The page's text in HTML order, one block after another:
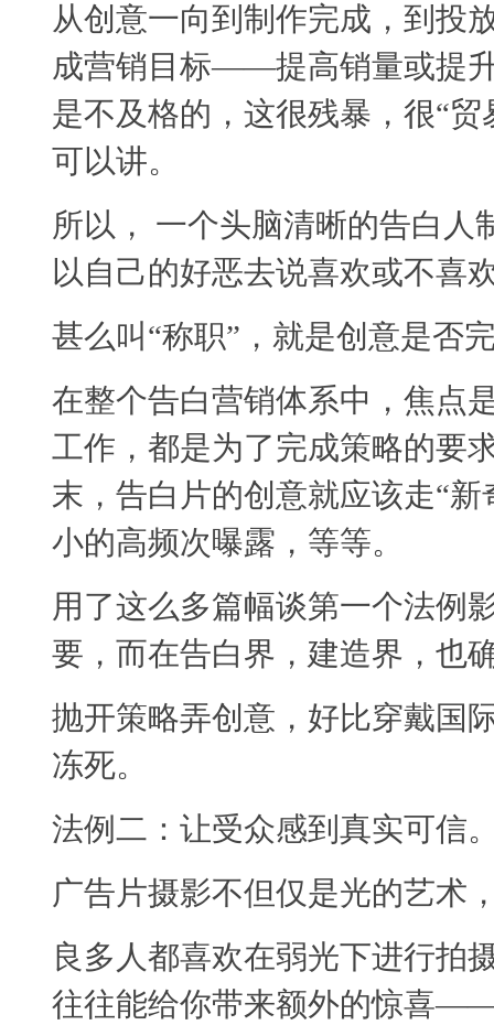
从创意一向到制作完成，到投
成营销目标——提高销量或提
是不及格的，这很残暴，很“
可以讲。
所以， 一个头脑清晰的告白人
以自己的好恶去说喜欢或不喜
甚么叫“称职”，就是创意是否
在整个告白营销体系中，焦点
工作，都是为了完成策略的要
末，告白片的创意就应该走“
小的高频次曝露，等等。
用了这么多篇幅谈第一个法例
要，而在告白界，建造界，也
抛开策略弄创意，好比穿戴国
冻死。
法例二：让受众感到真实可信
广告片摄影不但仅是光的艺术
良多人都喜欢在弱光下进行
往往能给你带来额外的惊喜